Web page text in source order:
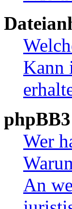
Kann
Wer
An